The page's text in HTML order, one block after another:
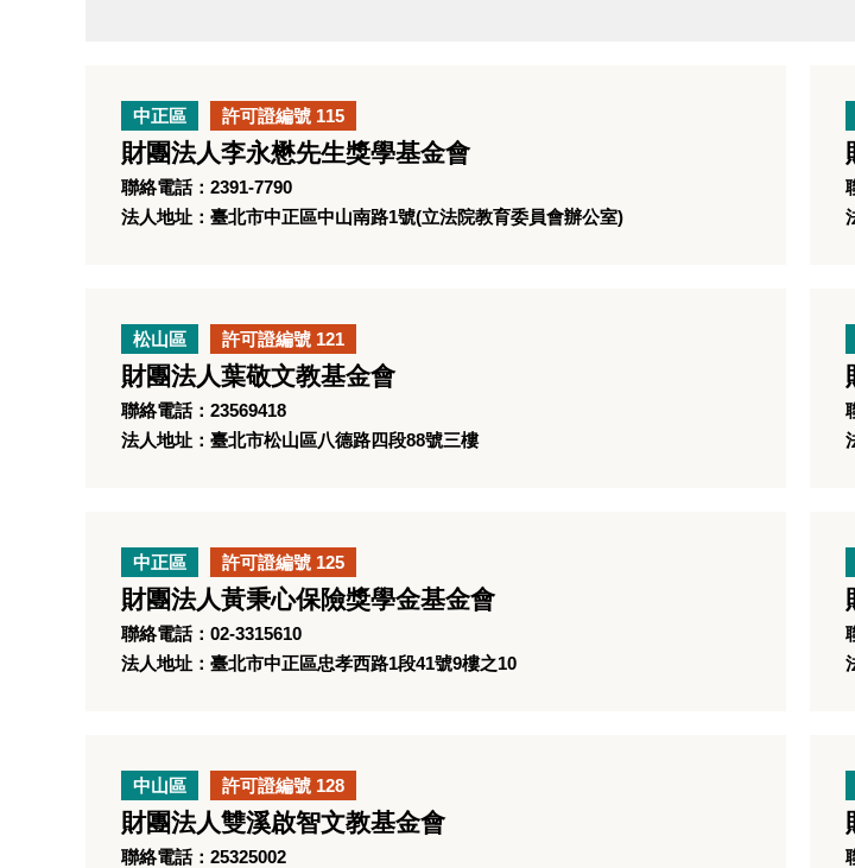
中正區 許可證編號 115
財團法人李永懋先生獎學基金會
聯絡電話：2391-7790
法人地址：臺北市中正區中山南路1號(立法院教育委員會辦公室)
松山區 許可證編號 121
財團法人葉敬文教基金會
聯絡電話：23569418
法人地址：臺北市松山區八德路四段88號三樓
中正區 許可證編號 125
財團法人黃秉心保險獎學金基金會
聯絡電話：02-3315610
法人地址：臺北市中正區忠孝西路1段41號9樓之10
中山區 許可證編號 128
財團法人雙溪啟智文教基金會
聯絡電話：25325002